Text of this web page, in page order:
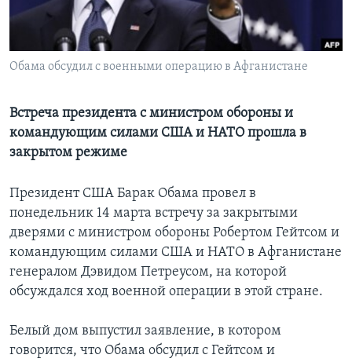
Learning English
СОЦИАЛЬНЫЕ СЕТИ
Языки
Обама обсудил c военными операцию в Афганистане
Встреча президента с министром обороны и
командующим силами США и НАТО прошла в
закрытом режиме
Президент США Барак Обама провел в
понедельник 14 марта встречу за закрытыми
дверями с министром обороны Робертом Гейтсом и
командующим силами США и НАТО в Афганистане
генералом Дэвидом Петреусом, на которой
обсуждался ход военной операции в этой стране.
Белый дом выпустил заявление, в котором
говорится, что Обама обсудил с Гейтсом и